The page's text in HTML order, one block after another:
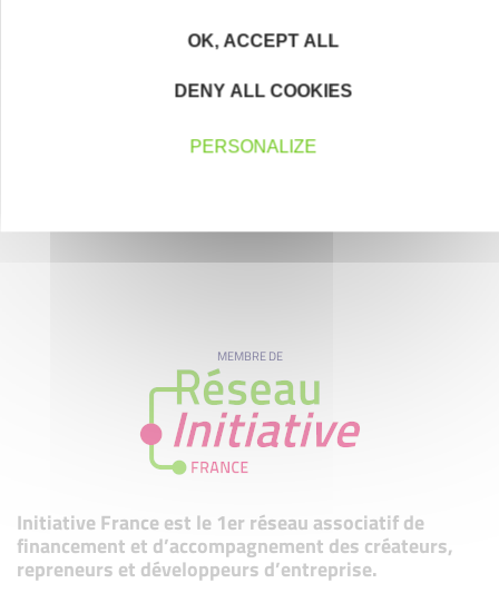
MEMBRE DE
Initiative France est le 1er réseau associatif de
financement et d’accompagnement des créateurs,
repreneurs et développeurs d’entreprise.
OK, ACCEPT ALL
DENY ALL COOKIES
PERSONALIZE